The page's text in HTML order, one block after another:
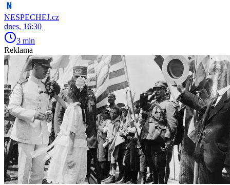
NESPECHEJ.cz
dnes, 16:30
3 min
Reklama